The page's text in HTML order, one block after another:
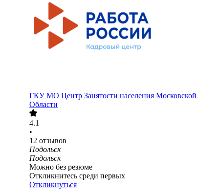
ГКУ МО Центр Занятости населения Московской
Области
4.1
•
12 отзывов
Подольск
Подольск
Можно без резюме
Откликнитесь среди первых
Откликнуться